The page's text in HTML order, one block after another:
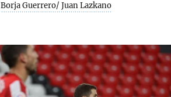
Borja Guerrero/ Juan Lazkano